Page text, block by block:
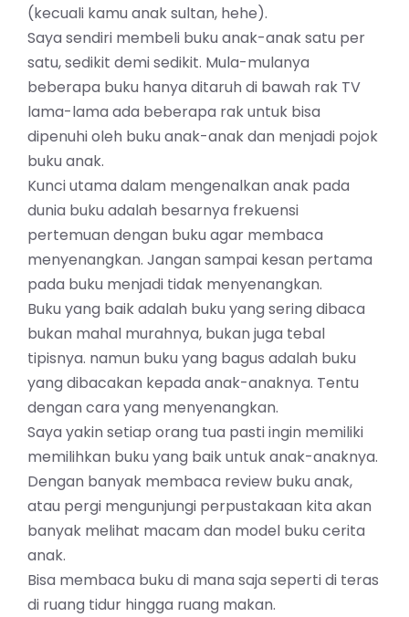
(kecuali kamu anak sultan, hehe).
Saya sendiri membeli buku anak-anak satu per
satu, sedikit demi sedikit. Mula-mulanya
beberapa buku hanya ditaruh di bawah rak TV
lama-lama ada beberapa rak untuk bisa
dipenuhi oleh buku anak-anak dan menjadi pojok
buku anak.
Kunci utama dalam mengenalkan anak pada
dunia buku adalah besarnya frekuensi
pertemuan dengan buku agar membaca
menyenangkan. Jangan sampai kesan pertama
pada buku menjadi tidak menyenangkan.
Buku yang baik adalah buku yang sering dibaca
bukan mahal murahnya, bukan juga tebal
tipisnya. namun buku yang bagus adalah buku
yang dibacakan kepada anak-anaknya. Tentu
dengan cara yang menyenangkan.
Saya yakin setiap orang tua pasti ingin memiliki
memilihkan buku yang baik untuk anak-anaknya.
Dengan banyak membaca review buku anak,
atau pergi mengunjungi perpustakaan kita akan
banyak melihat macam dan model buku cerita
anak.
Bisa membaca buku di mana saja seperti di teras
di ruang tidur hingga ruang makan.